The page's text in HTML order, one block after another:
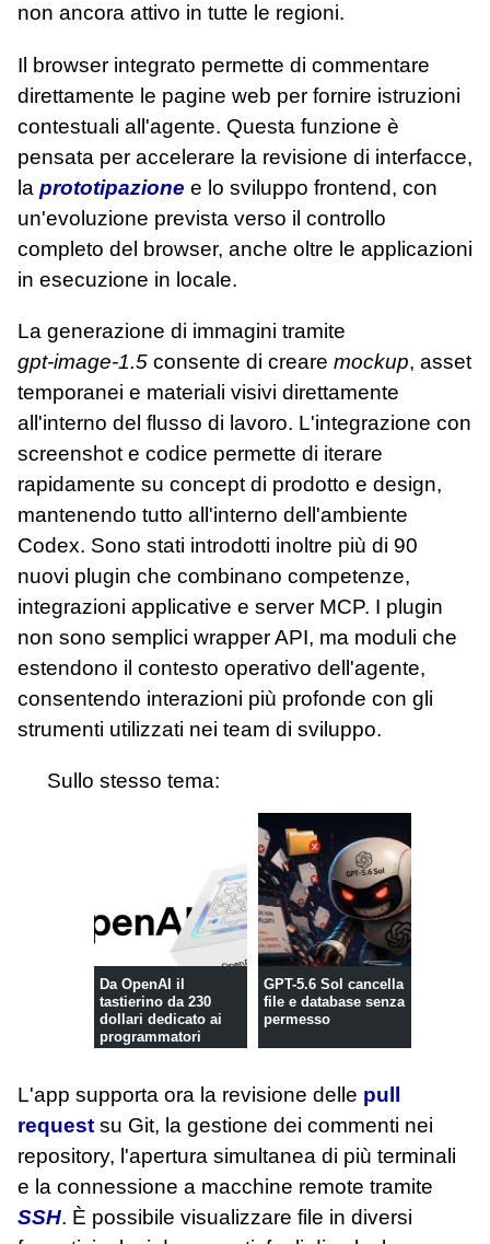
non ancora attivo in tutte le regioni.
Il browser integrato permette di commentare
direttamente le pagine web per fornire istruzioni
contestuali all'agente. Questa funzione è
pensata per accelerare la revisione di interfacce,
la prototipazione e lo sviluppo frontend, con
un'evoluzione prevista verso il controllo
completo del browser, anche oltre le applicazioni
in esecuzione in locale.
La generazione di immagini tramite
gpt‑image‑1.5 consente di creare mockup, asset
temporanei e materiali visivi direttamente
all'interno del flusso di lavoro. L'integrazione con
screenshot e codice permette di iterare
rapidamente su concept di prodotto e design,
mantenendo tutto all'interno dell'ambiente
Codex. Sono stati introdotti inoltre più di 90
nuovi plugin che combinano competenze,
integrazioni applicative e server MCP. I plugin
non sono semplici wrapper API, ma moduli che
estendono il contesto operativo dell'agente,
consentendo interazioni più profonde con gli
strumenti utilizzati nei team di sviluppo.
Sullo stesso tema:
Da OpenAI il
tastierino da 230
dollari dedicato ai
programmatori
GPT-5.6 Sol cancella
file e database senza
permesso
L'app supporta ora la revisione delle pull
request su Git, la gestione dei commenti nei
repository, l'apertura simultanea di più terminali
e la connessione a macchine remote tramite
SSH. È possibile visualizzare file in diversi